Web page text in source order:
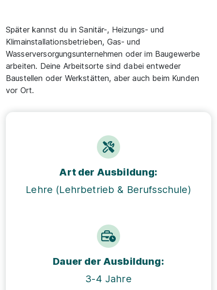
Später kannst du in Sanitär-, Heizungs- und
Klimainstallationsbetrieben, Gas- und
Wasserversorgungsunternehmen oder im Baugewerbe
arbeiten. Deine Arbeitsorte sind dabei entweder
Baustellen oder Werkstätten, aber auch beim Kunden
vor Ort.
Art der Ausbildung:
Lehre (Lehrbetrieb & Berufsschule)
Dauer der Ausbildung:
3-4 Jahre